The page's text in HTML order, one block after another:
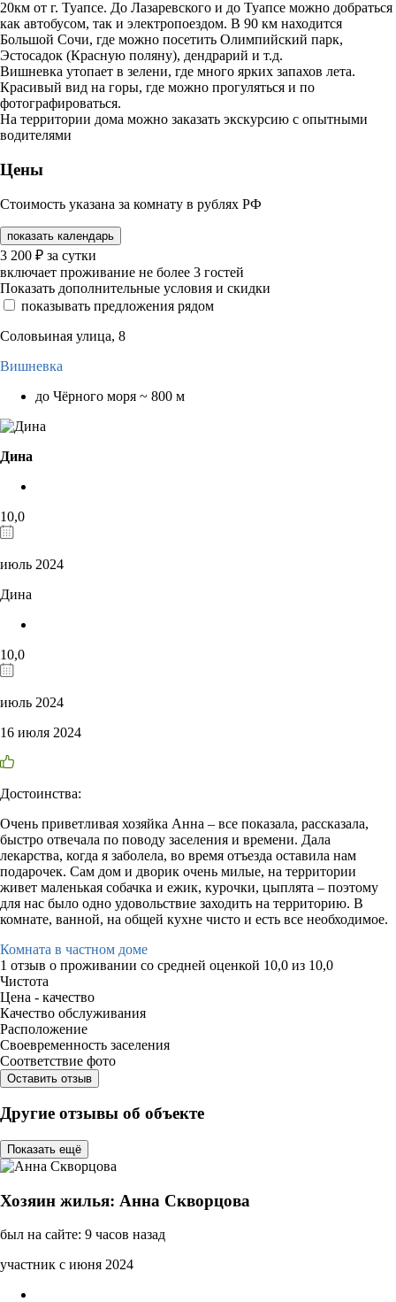
20км от г. Туапсе. До Лазаревского и до Туапсе можно добраться
как автобусом, так и электропоездом. В 90 км находится
Большой Сочи, где можно посетить Олимпийский парк,
Эстосадок (Красную поляну), дендрарий и т.д.
Вишневка утопает в зелени, где много ярких запахов лета.
Красивый вид на горы, где можно прогуляться и по
фотографироваться.
На территории дома можно заказать экскурсию с опытными
водителями
Цены
Стоимость указана за комнату в рублях РФ
показать календарь
3 200 ₽ за сутки
включает проживание не более 3 гостей
Показать дополнительные условия и скидки
показывать предложения рядом
Соловьиная улица, 8
Вишневка
до Чёрного моря ~ 800 м
Дина
10,0
июль 2024
Дина
10,0
июль 2024
16 июля 2024
Достоинства:
Очень приветливая хозяйка Анна – все показала, рассказала,
быстро отвечала по поводу заселения и времени. Дала
лекарства, когда я заболела, во время отъезда оставила нам
подарочек. Сам дом и дворик очень милые, на территории
живет маленькая собачка и ежик, курочки, цыплята – поэтому
для нас было одно удовольствие заходить на территорию. В
комнате, ванной, на общей кухне чисто и есть все необходимое.
Комната в частном доме
1 отзыв о проживании со средней оценкой 10,0 из 10,0
Чистота
Цена - качество
Качество обслуживания
Расположение
Своевременность заселения
Соответствие фото
Оставить отзыв
Другие отзывы об объекте
Показать ещё
Хозяин жилья: Анна Скворцова
был на сайте: 9 часов назад
участник с июня 2024